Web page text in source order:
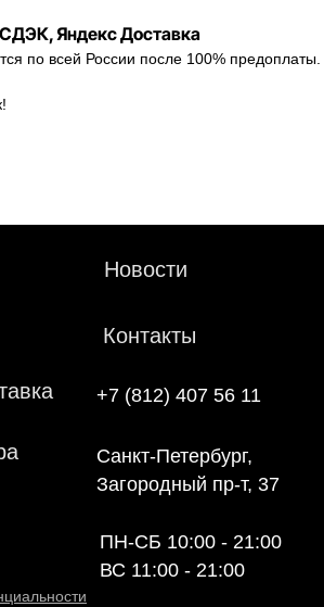
Яндекс Доставка
по всей России после 100% предоплаты.
Система лояльности
ВС 11:00 - 21:00